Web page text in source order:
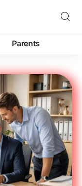
Parents